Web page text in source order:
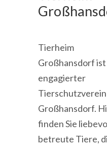
Tierheim
Großhansdorf ist
engagierter
Tierschutzverein
Großhansdorf.
finden Sie
betreute Tiere,